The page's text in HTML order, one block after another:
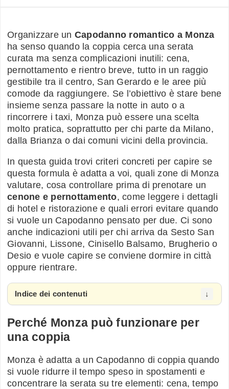
Organizzare un Capodanno romantico a Monza
ha senso quando la coppia cerca una serata
curata ma senza complicazioni inutili: cena,
pernottamento e rientro breve, tutto in un raggio
gestibile tra il centro, San Gerardo e le aree più
comode da raggiungere. Se l’obiettivo è stare bene
insieme senza passare la notte in auto o a
rincorrere i taxi, Monza può essere una scelta
molto pratica, soprattutto per chi parte da Milano,
dalla Brianza o dai comuni vicini della provincia.
In questa guida trovi criteri concreti per capire se
questa formula è adatta a voi, quali zone di Monza
valutare, cosa controllare prima di prenotare un
cenone e pernottamento, come leggere i dettagli
di hotel e ristorazione e quali errori evitare quando
si vuole un Capodanno pensato per due. Ci sono
anche indicazioni utili per chi arriva da Sesto San
Giovanni, Lissone, Cinisello Balsamo, Brugherio o
Desio e vuole capire se conviene dormire in città
oppure rientrare.
Indice dei contenuti
Perché Monza può funzionare per
una coppia
Monza è adatta a un Capodanno di coppia quando
si vuole ridurre il tempo speso in spostamenti e
concentrare la serata su tre elementi: cena, tempo